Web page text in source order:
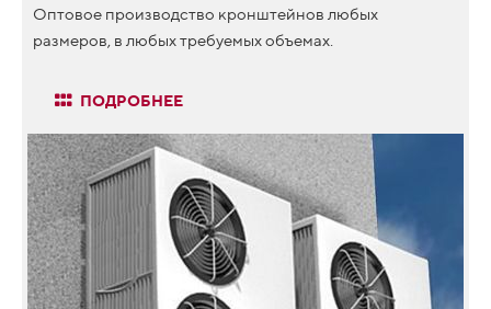
Оптовое производство кронштейнов любых
размеров, в любых требуемых объемах.
ПОДРОБНЕЕ